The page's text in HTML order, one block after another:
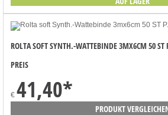
ROLTA SOFT SYNTH.-WATTEBINDE 3MX6CM 50
PREIS
€ 41,40*
PRODUKT